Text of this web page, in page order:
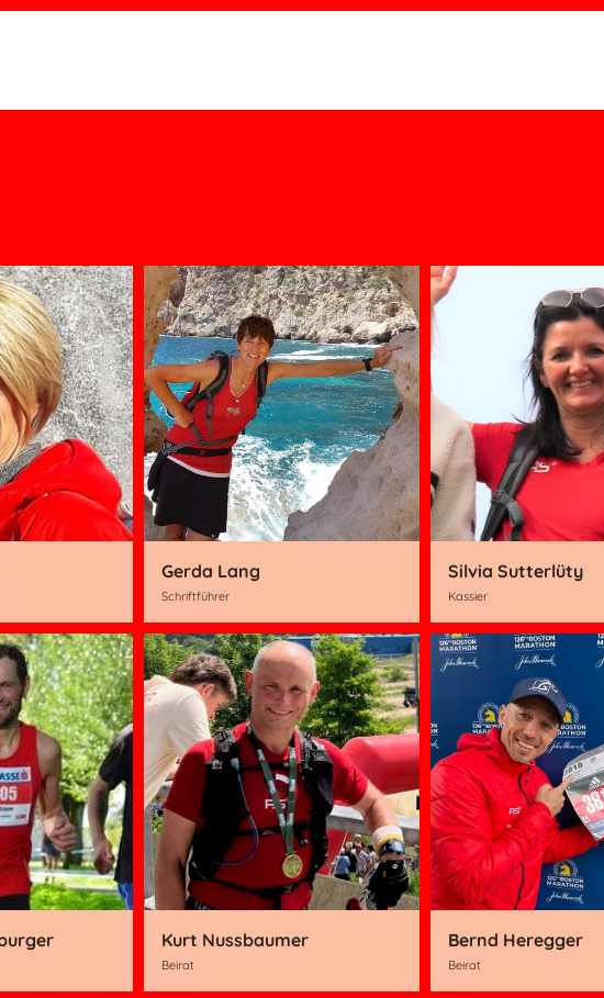
Gerda Lang
Schriftführer
Silvia Sutterlüty
Kassier
Kurt Nussbaumer
Beirat
Bernd Heregger
Beirat